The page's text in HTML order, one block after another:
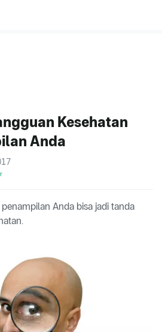
Kesehatan
Anda
Anda bisa jadi tanda